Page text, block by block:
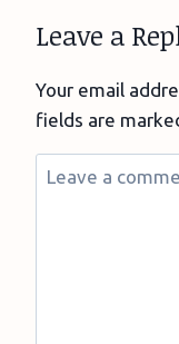
Leave a
Your email
fields are